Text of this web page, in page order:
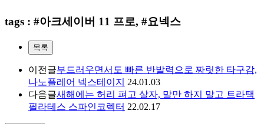
tags : #아크세이버 11 프로, #요넥스
목록
이전글부드러우면서도 빠른 반발력으로 짜릿한 타구감,
나노플레어 넥스테이지
24.01.03
다음글새해에는 허리 펴고 살자, 말만 하지 말고 트라택
필라테스 스파인코렉터 22.02.17